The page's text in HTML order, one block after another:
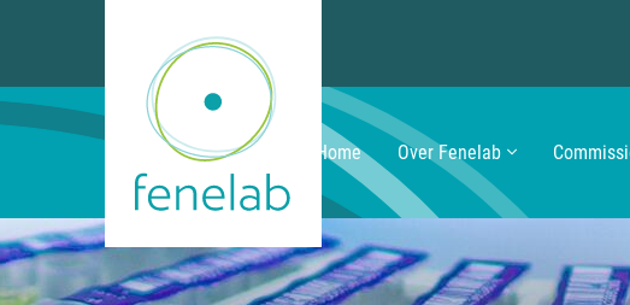
Home Over Fenelab